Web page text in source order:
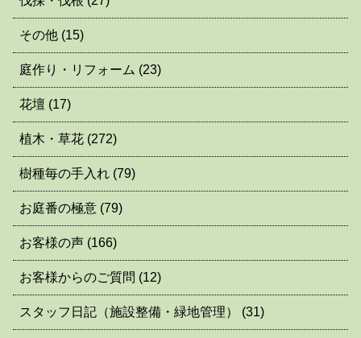
その他 (15)
庭作り・リフォーム (23)
花壇 (17)
植木・草花 (272)
樹種毎の手入れ (79)
お庭番の極意 (79)
お客様の声 (166)
お客様からのご質問 (12)
スタッフ日記（施設整備・緑地管理） (31)